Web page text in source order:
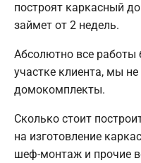
построят каркасный
займет от 2 недель.
Абсолютно все работы
участке клиента, мы
домокомплекты.
Сколько стоит
на изготовление
шеф-монтаж и прочие